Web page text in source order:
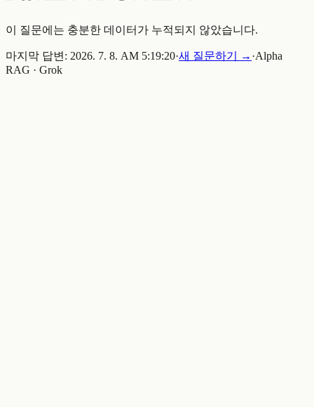
이 질문에는 충분한 데이터가 누적되지 않았습니다.
마지막 답변: 2026. 7. 8. AM 5:19:20·새 질문하기 → ·Alpha
RAG · Grok